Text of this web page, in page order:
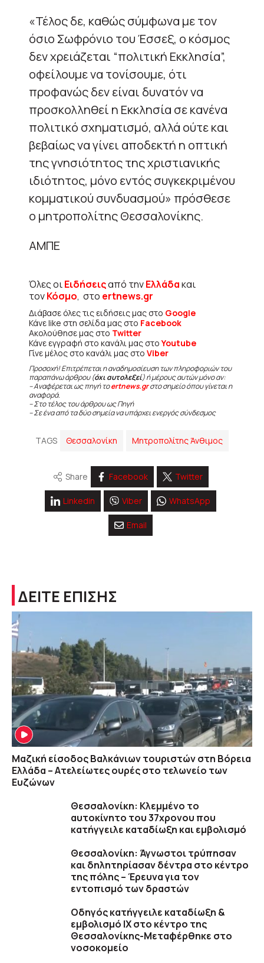
«Τέλος δε, καθώς σύμφωνα με τον
όσιο Σωφρόνιο του Έσσεξ, ο κόσμος
δεν χρειάζεται “πολιτική Εκκλησία”,
οφείλουμε να τονίσουμε, ότι
προφανώς δεν είναι δυνατόν να
προσκολληθεί η Εκκλησία σε κανένα
πολιτικό σχηματισμό, αλλά ούτε και
βεβαίως να γίνει αποδεκτή η οπτική
της γνησιότητος της χριστιανικής
ιδιότητος, μόνο εντός συγκεκριμένου
κομματικού συνδυασμού» πρόσθεσε
ο μητροπολίτης Θεσσαλονίκης.
ΑΜΠΕ
Όλες οιΕιδήσειςαπό τηνΕλλάδακαι
τονΚόσμο, στο ertnews.gr
Διάβασε όλες τις ειδήσεις μας στο Google
Κάνε like στη σελίδα μας στο Facebook
Ακολούθησε μας στο Twitter
Κάνε εγγραφή στο κανάλι μας στοYoutube
Γίνε μέλος στο κανάλι μας στο Viber
Προσοχή! Επιτρέπεται η αναδημοσίευση των πληροφοριών του
παραπάνω άρθρου (όχι αυτολεξεί) ή μέρους αυτών μόνο αν:
– Αναφέρεται ως πηγή τοertnews.grστο σημείο όπου γίνεται η
αναφορά.
– Στο τέλος του άρθρου ως Πηγή
– Σε ένα από τα δύο σημεία να υπάρχει ενεργός σύνδεσμος
TAGS Θεσσαλονίκη Μητροπολίτης Άνθιμος
Share Facebook Twitter
Linkedin Viber WhatsApp
Email
ΔΕΙΤΕ ΕΠΙΣΗΣ
Μαζική είσοδος Βαλκάνιων τουριστών στη Βόρεια
Ελλάδα – Ατελείωτες ουρές στο τελωνείο των
Ευζώνων
Θεσσαλονίκη: Κλεμμένο το
αυτοκίνητο του 37χρονου που
κατήγγειλε καταδίωξη και εμβολισμό
Θεσσαλονίκη: Άγνωστοι τρύπησαν
και δηλητηρίασαν δέντρα στο κέντρο
της πόλης – Έρευνα για τον
εντοπισμό των δραστών
Οδηγός κατήγγειλε καταδίωξη &
εμβολισμό ΙΧ στο κέντρο της
Θεσσαλονίκης-Μεταφέρθηκε στο
νοσοκομείο